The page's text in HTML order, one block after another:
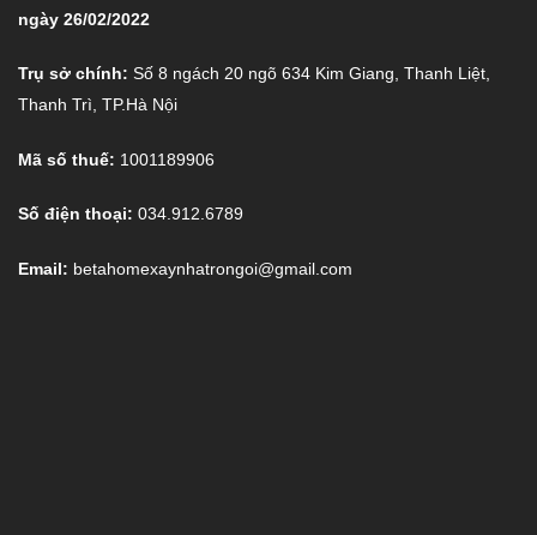
ngày 26/02/2022
Trụ sở chính: Số 8 ngách 20 ngõ 634 Kim Giang, Thanh Liệt,
Thanh Trì, TP.Hà Nội
Mã số thuế: 1001189906
Số điện thoại: 034.912.6789
Email: betahomexaynhatrongoi@gmail.com